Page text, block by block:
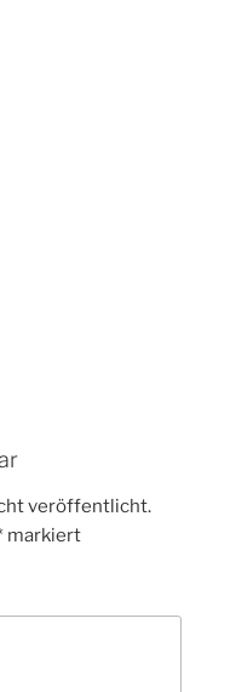
veröffentlicht.
markiert